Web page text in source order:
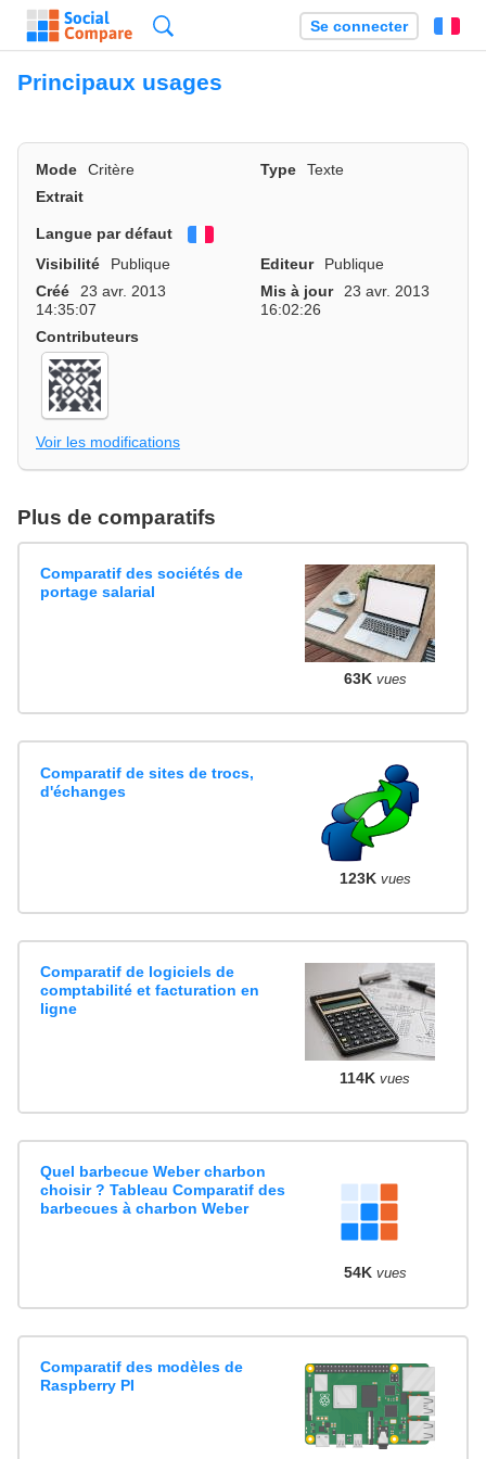
Se connecter
Principaux usages
Mode Critère Type
Texte
Extrait
Langue par défaut
Visibilité
Publique Editeur
Publique
Créé
23 avr. 2013
14:35:07
Mis à jour
23 avr. 2013
16:02:26
Contributeurs
Voir les modifications
Plus de comparatifs
Comparatif des sociétés de
portage salarial
63K vues
Comparatif de sites de trocs,
d'échanges
123K vues
Comparatif de logiciels de
comptabilité et facturation en
ligne
114K vues
Quel barbecue Weber charbon
choisir ? Tableau Comparatif des
barbecues à charbon Weber
54K vues
Comparatif des modèles de
Raspberry PI